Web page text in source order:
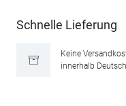
Schnelle Lieferung
Keine
innerhalb